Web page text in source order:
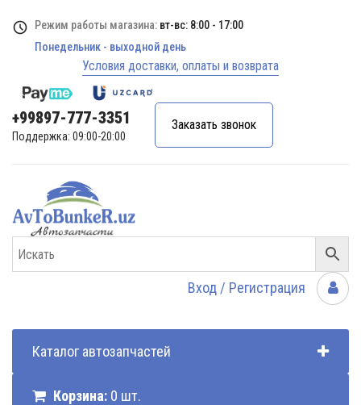
Режим работы магазина: вт-вс: 8:00 - 17:00
Понедельник - выходной день
Условия доставки, оплаты и возврата
+99897-777-3351
Поддержка: 09:00-20:00
Заказать звонок
Вход / Регистрация
Каталог автозапчастей
Корзина: 0 шт.